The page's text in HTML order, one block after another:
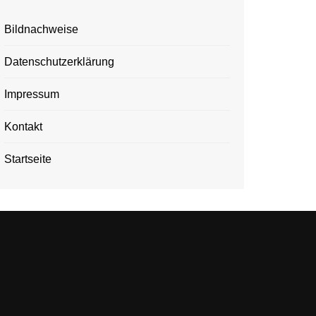
Bildnachweise
Datenschutzerklärung
Impressum
Kontakt
Startseite